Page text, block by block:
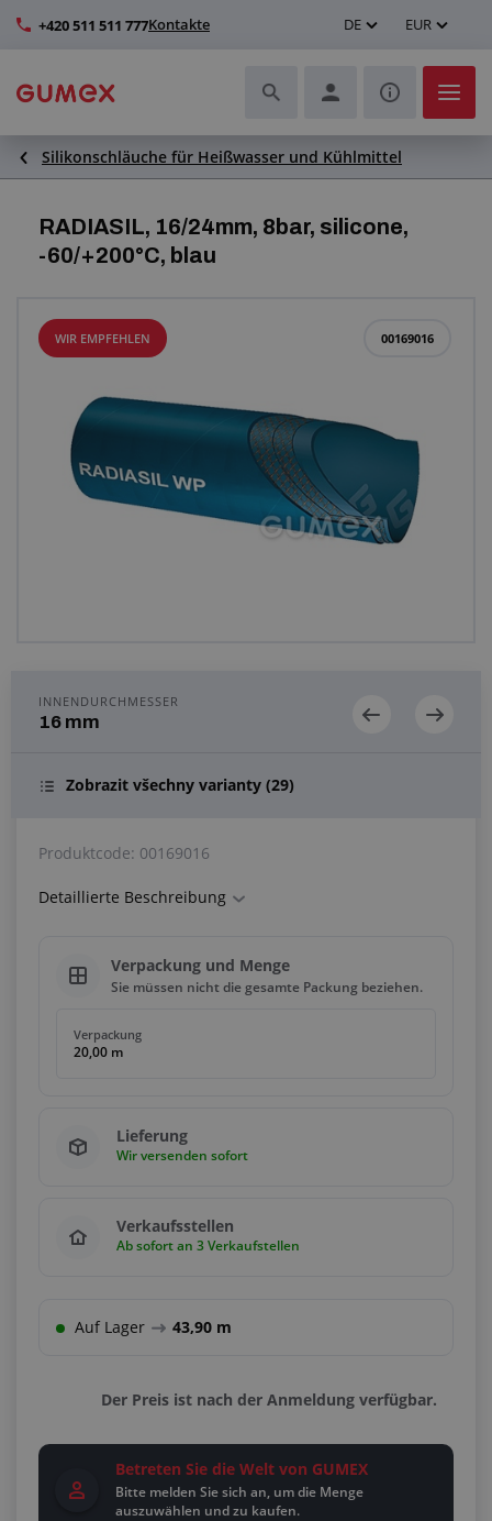
+420 511 511 777Kontakte DE EUR
Schläuche und deren Komplettierung
Profile und Herstellung von Dichtungen
Transportbänder und Montage
Verbesserung der Arbeitsumgebung
Weitere Gummi- und Kunststoffprodukte
Anfragezentrum
Silikonschläuche für Heißwasser und Kühlmittel
RADIASIL, 16/24mm, 8bar, silicone,
-60/+200°C, blau
00169016
WIR EMPFEHLEN
INNENDURCHMESSER
16 mm
Zobrazit všechny varianty (29)
Produktcode: 00169016
Detaillierte Beschreibung
Verpackung und Menge
Sie müssen nicht die gesamte Packung beziehen.
Verpackung
20,00 m
Lieferung
Wir versenden sofort
Verkaufsstellen
Ab sofort an 3 Verkaufstellen
Auf Lager 43,90 m
Der Preis ist nach der Anmeldung verfügbar.
Betreten Sie die Welt von GUMEX
Bitte melden Sie sich an, um die Menge
auszuwählen und zu kaufen.